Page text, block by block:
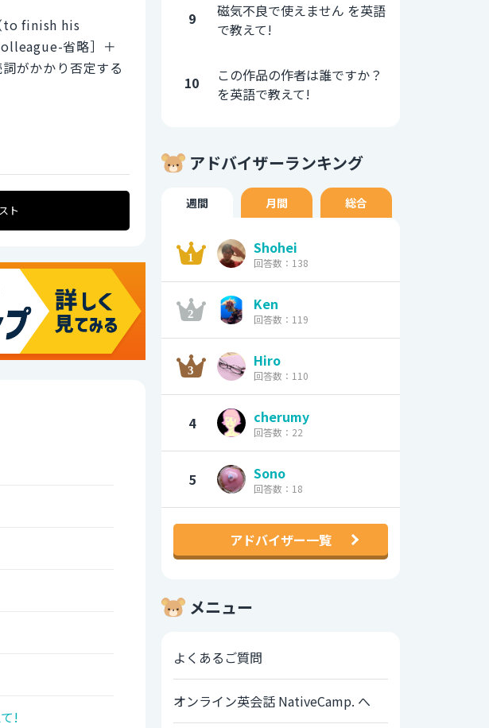
to finish his
省略］＋
がかかり否定する
ト
!
9
磁気不良で使えません を英語
で教えて!
10
この作品の作者は誰ですか？
を英語で教えて!
アドバイザーランキング
週間 月間 総合
Shohei
回答数：138
Ken
回答数：119
Hiro
回答数：110
4 cherumy
回答数：22
5 Sono
回答数：18
アドバイザー一覧
メニュー
よくあるご質問
オンライン英会話 NativeCamp. へ